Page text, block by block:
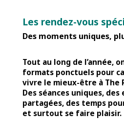
Les rendez-vous
Des moments uniques,
Tout au long de l’année,
formats ponctuels pour
vivre le mieux-être à The
Des séances uniques,
partagées, des temps
et surtout se faire plaisir.